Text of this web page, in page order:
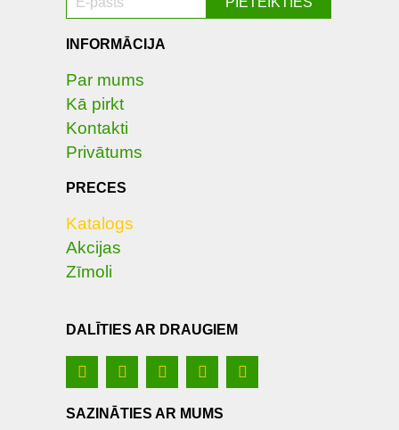
INFORMĀCIJA
Par mums
Kā pirkt
Kontakti
Privātums
PRECES
Katalogs
Akcijas
Zīmoli
DALĪTIES AR DRAUGIEM
SAZINĀTIES AR MUMS